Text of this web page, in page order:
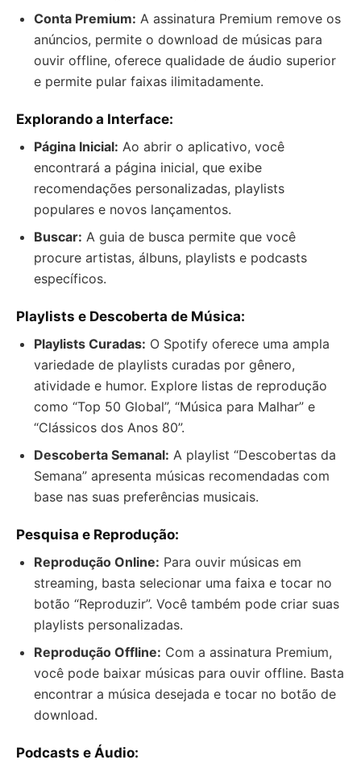
Conta Premium: A assinatura Premium remove os
anúncios, permite o download de músicas para
ouvir offline, oferece qualidade de áudio superior
e permite pular faixas ilimitadamente.
Explorando a Interface:
Página Inicial: Ao abrir o aplicativo, você
encontrará a página inicial, que exibe
recomendações personalizadas, playlists
populares e novos lançamentos.
Buscar: A guia de busca permite que você
procure artistas, álbuns, playlists e podcasts
específicos.
Playlists e Descoberta de Música:
Playlists Curadas: O Spotify oferece uma ampla
variedade de playlists curadas por gênero,
atividade e humor. Explore listas de reprodução
como “Top 50 Global”, “Música para Malhar” e
“Clássicos dos Anos 80”.
Descoberta Semanal: A playlist “Descobertas da
Semana” apresenta músicas recomendadas com
base nas suas preferências musicais.
Pesquisa e Reprodução:
Reprodução Online: Para ouvir músicas em
streaming, basta selecionar uma faixa e tocar no
botão “Reproduzir”. Você também pode criar suas
playlists personalizadas.
Reprodução Offline: Com a assinatura Premium,
você pode baixar músicas para ouvir offline. Basta
encontrar a música desejada e tocar no botão de
download.
Podcasts e Áudio: